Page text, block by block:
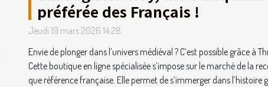
préférée des Français !
Jeudi 19 mars 2026 14:28
Envie de plonger dans l’univers médiéval ? C’est possible grâce à
Cette boutique en ligne spécialisée s’impose sur le marché de la
que référence française. Elle permet de s’immerger dans l’histoire